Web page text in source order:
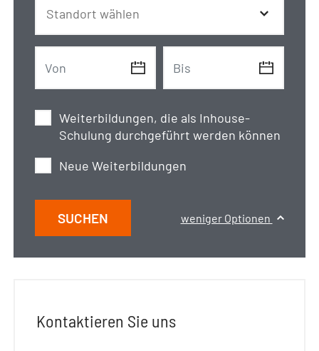
Weiterbildungen, die als Inhouse-
Schulung durchgeführt werden können
Neue Weiterbildungen
SUCHEN weniger Optionen
Kontaktieren Sie uns